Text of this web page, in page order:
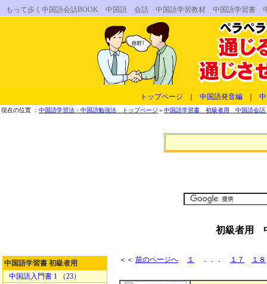
もって歩く中国語会話BOOK 中国語 会話 中国語学習教材 中国語学習
トップページ 中国語発音編
現在の位置 ： 中国語学習法・中国語勉強法 トップページ ＞中国語学習書 初級者用 中国語会話
初級者用
中国語学習書 初級者用
中国語入門書 1 （23）
＜＜ 前のページへ １ ．．． １７ １８